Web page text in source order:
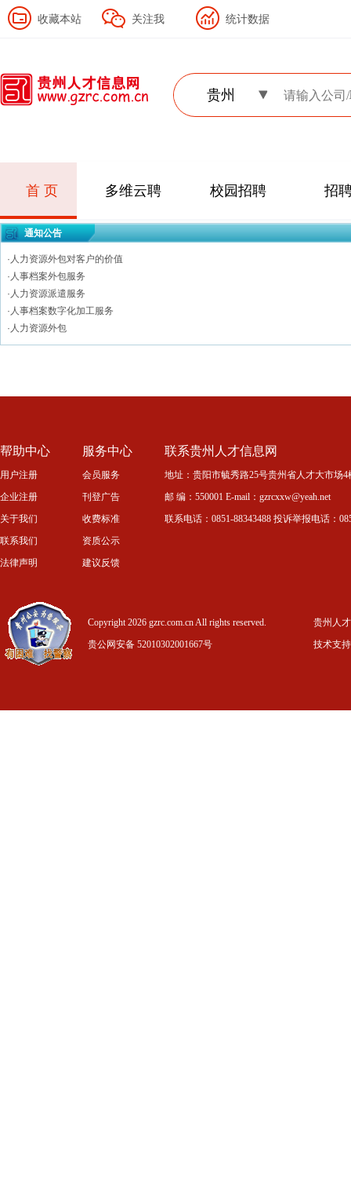
收藏本站 关注我 统计数据
贵州
首 页 多维云聘 校园招聘 招
通知公告
·人力资源外包对客户的价值
·人事档案外包服务
·人力资源派遣服务
·人事档案数字化加工服务
·人力资源外包
帮助中心
用户注册
企业注册
关于我们
联系我们
法律声明
服务中心
会员服务
刊登广告
收费标准
资质公示
建议反馈
联系贵州人才信息网
地址：贵阳市毓秀路25号贵州省人才大市场
邮 编：550001 E-mail：gzrcxxw@yeah.net
联系电话：0851-88343488 投诉举报电话：
Copyright 2026 gzrc.com.cn All rights reserved.
贵公网安备 52010302001667号
贵州人
技术支